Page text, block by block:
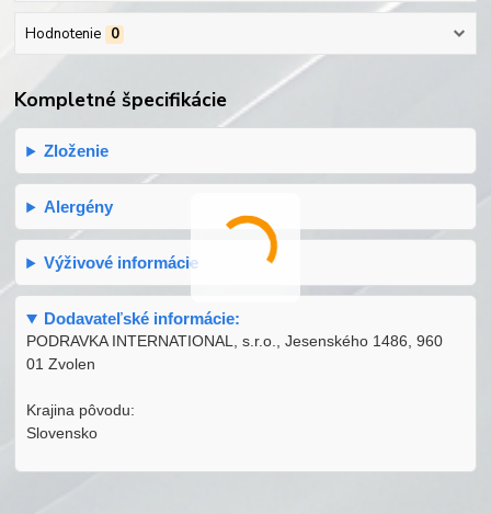
Hodnotenie 0
Kompletné špecifikácie
Zloženie
Alergény
Výživové informácie
Dodavateľské informácie:
PODRAVKA INTERNATIONAL, s.r.o., Jesenského 1486, 960
01 Zvolen
Krajina pôvodu:
Slovensko